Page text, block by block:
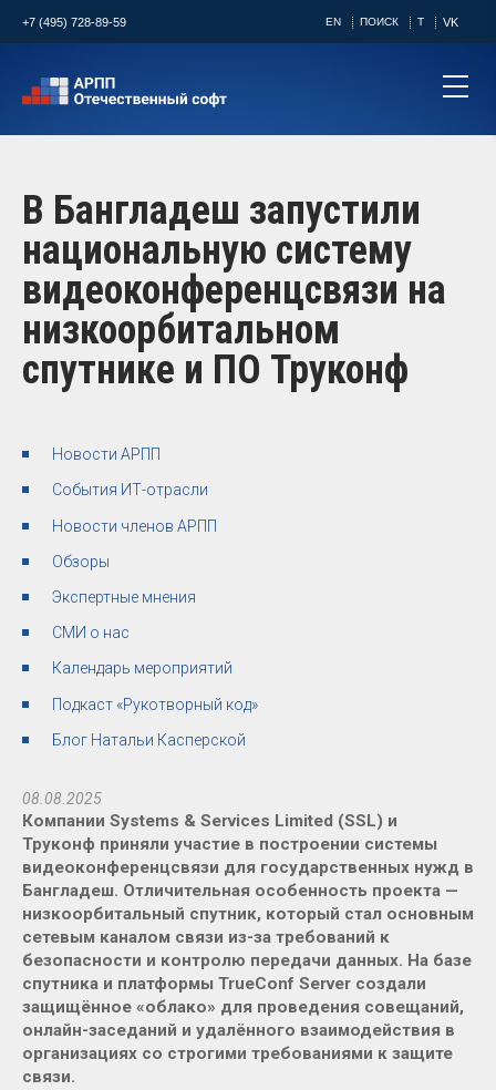
+7 (495) 728-89-59 EN ПОИСК T VK
В Бангладеш запустили
национальную систему
видеоконференцсвязи на
низкоорбитальном
спутнике и ПО Труконф
Новости АРПП
События ИТ-отрасли
Новости членов АРПП
Обзоры
Экспертные мнения
СМИ о нас
Календарь мероприятий
Подкаст «Рукотворный код»
Блог Натальи Касперской
08.08.2025
Компании Systems & Services Limited (SSL) и
Труконф приняли участие в построении системы
видеоконференцсвязи для государственных нужд в
Бангладеш. Отличительная особенность проекта —
низкоорбитальный спутник, который стал основным
сетевым каналом связи из-за требований к
безопасности и контролю передачи данных. На базе
спутника и платформы TrueConf Server создали
защищённое «облако» для проведения совещаний,
онлайн-заседаний и удалённого взаимодействия в
организациях со строгими требованиями к защите
связи.